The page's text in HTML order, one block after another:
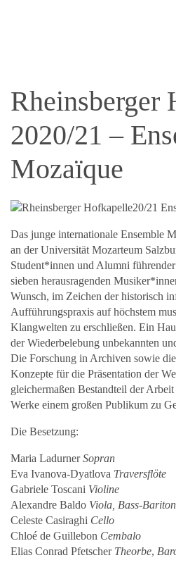
Rheinsberger
2020/21 –
Mozaïque
Das junge internationale Ensemble
an der Universität Mozarteum
Student*innen und Alumni
sieben herausragenden
Wunsch, im Zeichen der historisch
Aufführungspraxis auf höchstem
Klangwelten zu erschließen. Ein
der Wiederbelebung unbekannten
Die Forschung in Archiven sowie
Konzepte für die Präsentation der
gleichermaßen Bestandteil der
Werke einem großen Publikum zu
Die Besetzung:
Maria LadurnerSopran
Eva Ivanova-Dyatlova Traversflöte
Gabriele Toscani Violine
Alexandre Baldo Viola, Bass-Bariton
Celeste Casiraghi Cello
Chloé de Guillebon Cembalo
Elias Conrad Pfetscher Theorbe,